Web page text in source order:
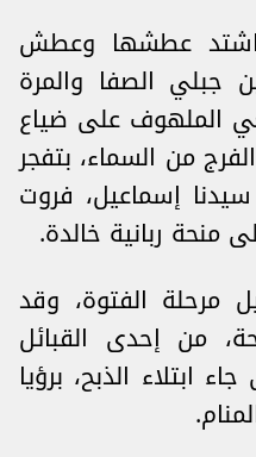
واشتد عطشها وعطش
جبلي الصفا والمرة
الملهوف على ضياع
من السماء، بتفجر
إسماعيل، فروت
منحة ربانية خالدة.
مرحلة الفتوة، وقد
من إحدى القبائل
ابتلاء الذبح، برؤيا